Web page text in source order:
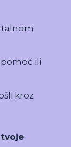
ili
kroz